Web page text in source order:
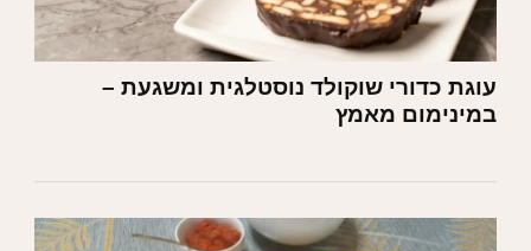
עוגת כדורי שוקולד נוסטלגית ומשגעת –
במינימום מאמץ